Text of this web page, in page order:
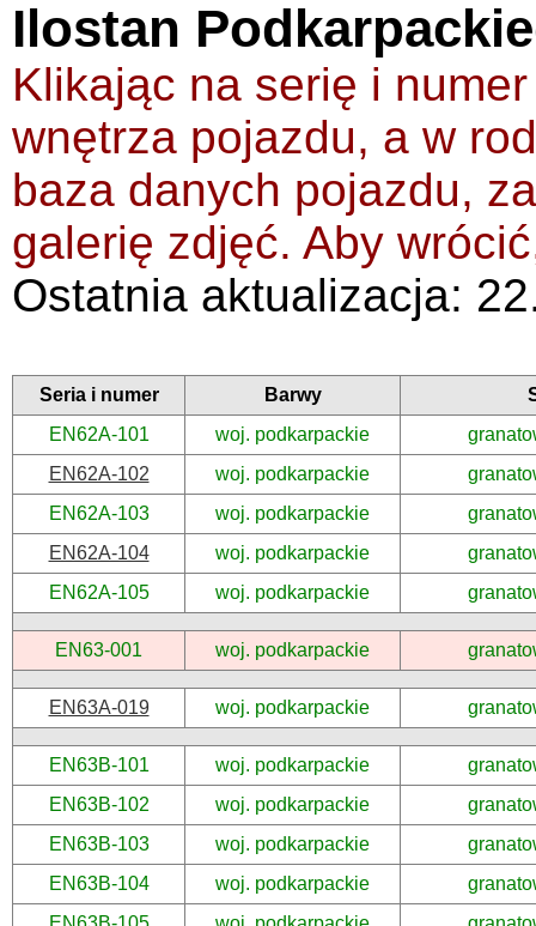
Ilostan
Klikając na serię i
wnętrza pojazdu, a w
baza danych pojazdu,
galerię zdjęć. Aby
Ostatnia aktualizacja:
Seria i numer Barwy
EN62A-101
woj. podkarpackie
EN62A-102
woj. podkarpackie
EN62A-103
woj. podkarpackie
EN62A-104
woj. podkarpackie
EN62A-105
woj. podkarpackie
EN63-001 woj. podkarpackie
EN63A-019 woj. podkarpackie
EN63B-101 woj. podkarpackie
EN63B-102
woj. podkarpackie
EN63B-103
woj. podkarpackie
EN63B-104
woj. podkarpackie